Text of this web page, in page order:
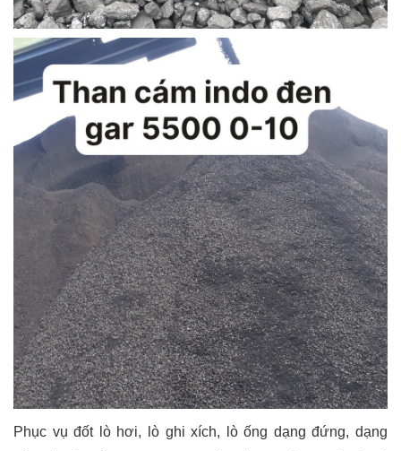
Phục vụ đốt lò hơi, lò ghi xích, lò ống dạng đứng, dạng